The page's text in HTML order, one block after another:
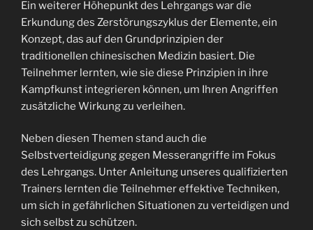
Ein weiterer Höhepunkt des Lehrgangs war die
Erkundung des Zerstörungszyklus der Elemente, ein
Konzept, das auf den Grundprinzipien der
traditionellen chinesischen Medizin basiert. Die
Teilnehmer lernten, wie sie diese Prinzipien in ihre
Kampfkunst integrieren können, um Ihren Angriffen
zusätzliche Wirkung zu verleihen.
Neben diesen Themen stand auch die
Selbstverteidigung gegen Messerangriffe im Fokus
des Lehrgangs. Unter Anleitung unseres qualifizierten
Trainers lernten die Teilnehmer effektive Techniken,
um sich in gefährlichen Situationen zu verteidigen und
sich selbst zu schützen.